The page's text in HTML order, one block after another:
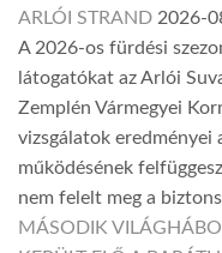
ARLÓI STRAND 2026-
A 2026-os fürdési
látogatókat az Arlói
Zemplén Vármegyei
vizsgálatok
működésének
nem felelt meg a
MÁSODIK